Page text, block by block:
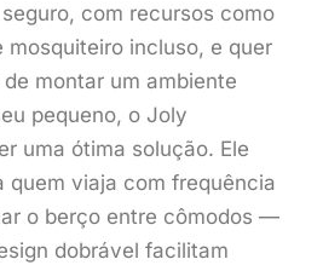
com recursos como
incluso, e quer
montar um ambiente
pequeno, o Joly
uma ótima solução. Ele
quem viaja com frequência
o berço entre cômodos —
dobrável facilitam